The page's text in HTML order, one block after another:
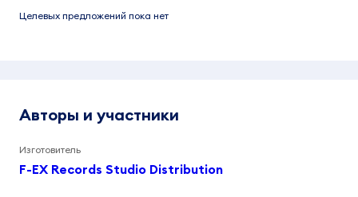
Целевых предложений пока нет
Авторы и участники
Изготовитель
F-EX Records Studio Distribution